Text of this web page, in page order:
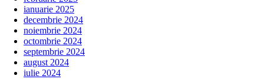
ianuarie 2025
decembrie 2024
noiembrie 2024
octombrie 2024
septembrie 2024
august 2024
iulie 2024